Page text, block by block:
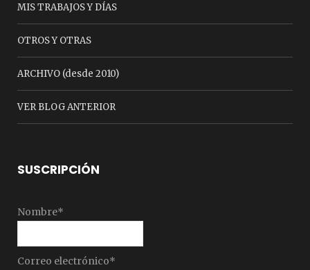
MIS TRABAJOS Y DÍAS
OTROS Y OTRAS
ARCHIVO (desde 2010)
VER BLOG ANTERIOR
SUSCRIPCIÓN
Nombre*
Correo electrónico*